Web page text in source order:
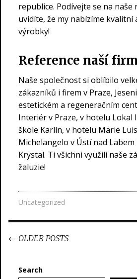
republice. Podívejte se na naše
uvidíte, že my nabízíme kvalitní
výrobky!
Reference naší
Naše společnost si oblíbilo
zákazníků i firem v Praze,
estetickém a regeneračním
Interiér v Praze, v hotelu Lokal
škole Karlín, v hotelu Marie
Michelangelo v Ústí nad
Krystal. Ti všichni využili naše
žaluzie!
Uncategorized
Post
← OLDER POSTS
Search